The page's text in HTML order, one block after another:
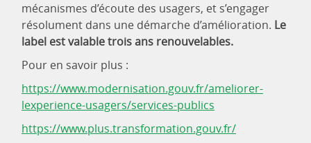
mécanismes d’écoute des usagers, et s’engager
résolument dans une démarche d’amélioration. Le
label est valable trois ans renouvelables.
Pour en savoir plus :
https://www.modernisation.gouv.fr/ameliorer-
lexperience-usagers/services-publics
https://www.plus.transformation.gouv.fr/